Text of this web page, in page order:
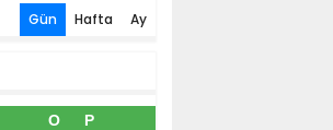
Gün Hafta Ay
O P